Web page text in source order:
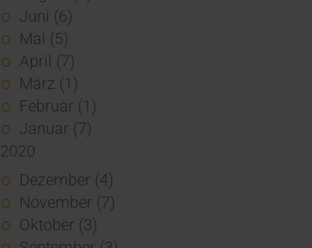
Juni (6)
Mai (5)
April (7)
März (1)
Februar (1)
Januar (7)
2020
Dezember (4)
November (7)
Oktober (3)